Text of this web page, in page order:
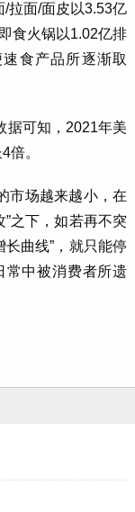
/拉面/面皮以3.53亿
食火锅以1.02亿排
食产品所逐渐取
据可知，2021年美
倍。
市场越来越小，在
之下，如若再不突
曲线”，就只能停
常中被消费者所遗